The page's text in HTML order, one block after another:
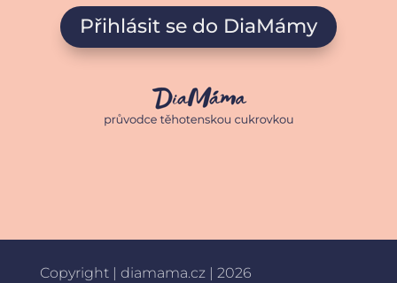
Přihlásit se do DiaMámy
Copyright | diamama.cz | 2026